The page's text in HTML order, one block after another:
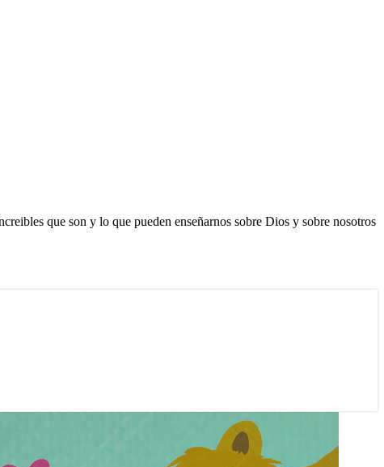
que son y lo que pueden enseñarnos sobre Dios y sobre nosotros